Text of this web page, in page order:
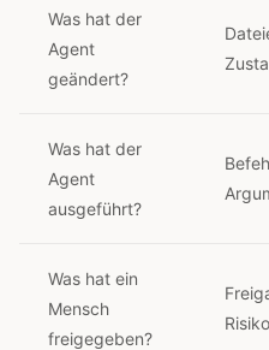
Was hat der
Agent
geändert?
Was hat der
Agent
ausgeführt?
Was hat ein
Mensch
freigegeben?